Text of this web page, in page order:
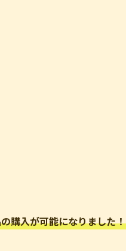
購入が可能になりました！